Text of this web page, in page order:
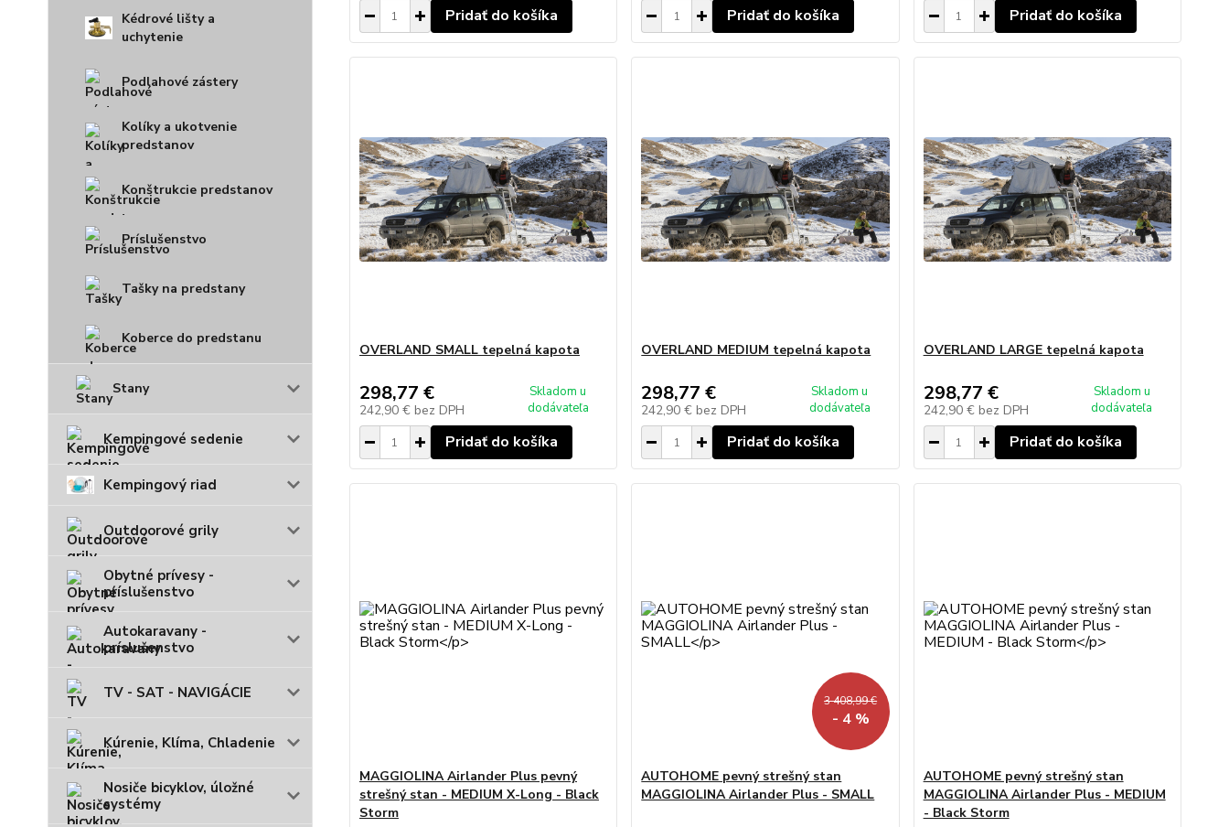
Kédrové lišty a
uchytenie
Podlahové zástery
Kolíky a ukotvenie
predstanov
Konštrukcie predstanov
Príslušenstvo
Tašky na predstany
Koberce do predstanu
Stany
Kempingové sedenie
Kempingový riad
Outdoorové grily
Obytné prívesy -
príslušenstvo
Autokaravany -
príslušenstvo
TV - SAT - NAVIGÁCIE
Kúrenie, Klíma, Chladenie
Nosiče bicyklov, úložné
systémy
Pridať do košíka Pridať do košíka Pridať do košíka
OVERLAND SMALL tepelná kapota
298,77 €
242,90 € bez DPH
Skladom u
dodávateľa
Pridať do košíka
OVERLAND MEDIUM tepelná kapota
298,77 €
242,90 € bez DPH
Skladom u
dodávateľa
Pridať do košíka
OVERLAND LARGE tepelná kapota
298,77 €
242,90 € bez DPH
Skladom u
dodávateľa
Pridať do košíka
MAGGIOLINA Airlander Plus pevný
strešný stan - MEDIUM X-Long - Black
Storm
3 408,99 €
- 4 %
AUTOHOME pevný strešný stan
MAGGIOLINA Airlander Plus - SMALL
AUTOHOME pevný strešný stan
MAGGIOLINA Airlander Plus - MEDIUM
- Black Storm